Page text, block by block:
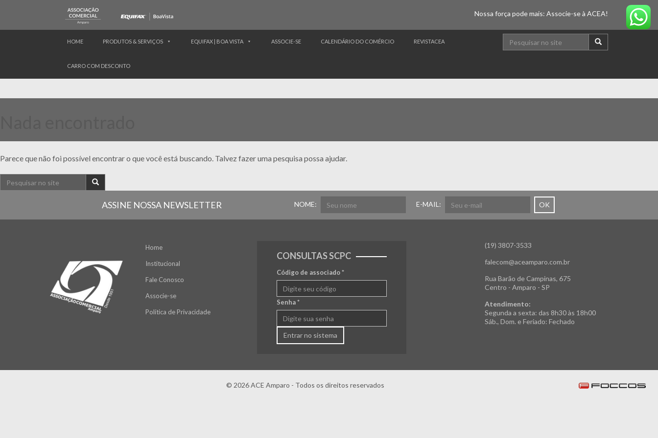
Nossa força pode mais: Associe-se à ACEA!
HOME PRODUTOS & SERVIÇOS EQUIFAX | BOA VISTA ASSOCIE-SE CALENDÁRIO DO COMÉRCIO REVISTACEA
CARRO COM DESCONTO
Parece que não foi possível encontrar o que você está buscando. Talvez fazer uma pesquisa possa ajudar.
ASSINE NOSSA NEWSLETTER NOME: E-MAIL: OK
Home
Institucional
Fale Conosco
Associe-se
Política de Privacidade
CONSULTAS SCPC
Código de associado*
Senha*
Entrar no sistema
(19) 3807-3533
falecom@aceamparo.com.br
Rua Barão de Campinas, 675
Centro - Amparo - SP
Atendimento:
Segunda a sexta: das 8h30 às 18h00
Sáb., Dom. e Feriado: Fechado
© 2026 ACE Amparo - Todos os direitos reservados